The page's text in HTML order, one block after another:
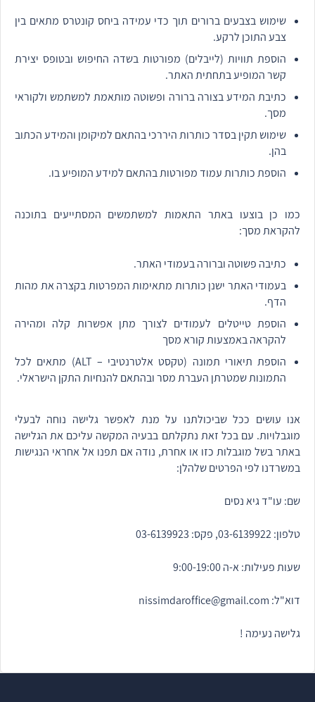
שימוש בצבעים ברורים תוך כדי עמידה ביחס קונטרס מתאים בין
צבע התוכן לרקע.
הוספת תוויות (לייבלים) מפורטות בשדה החיפוש ובטופס יצירת
קשר המופיע בתחתית האתר.
כתיבת המידע בצורה ברורה ופשוטה מותאמת למשתמש ולקוראי
מסך.
שימוש תקין בסדר כותרות היררכי בהתאם למיקומן והמידע הכתוב
בהן.
הוספת כותרות עמוד מפורטות בהתאם למידע המופיע בו.
כמו כן בוצעו באתר התאמות למשתמשים המסתייעים בתוכנה
להקראת מסך:
כתיבה פשוטה וברורה בעמודי האתר.
בעמודי האתר ישנן כותרות מתאימות המפרטות בקצרה את מהות
הדף.
הוספת טייטלים לעמודים לצורך מתן אפשרות קלה ומהירה
להקראה באמצעות קורא מסך
הוספת תיאורי תמונה (טקסט אלטרנטיבי – ALT) מתאים לכל
התמונות שמטרתן העברת מסר ובהתאם להנחיות התקן הישראלי.
אנו עושים ככל שביכולתנו על מנת לאפשר גלישה נוחה לבעלי
מוגבלויות. עם בכל זאת נתקלתם בבעיה המקשה עליכם את הגלישה
באתר בשל מוגבלות כזו או אחרת, נודה אם תפנו אל אחראי הנגישות
במשרדנו לפי הפרטים שלהלן:
שם: עו"ד גיא נסים
טלפון: 03-6139922, פקס: 03-6139923
שעות פעילות: א-ה 9:00-19:00
דוא"ל: nissimdaroffice@gmail.com
גלישה נעימה !